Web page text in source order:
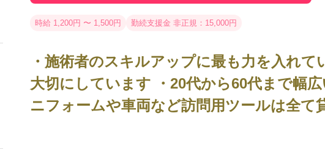
時給 1,200円 〜 1,500円 勤続支援金 非正規：15,000円
・施術者のスキルアップに最も力を入れ
大切にしています ・20代から60代まで幅
ニフォームや車両など訪問用ツールは全て